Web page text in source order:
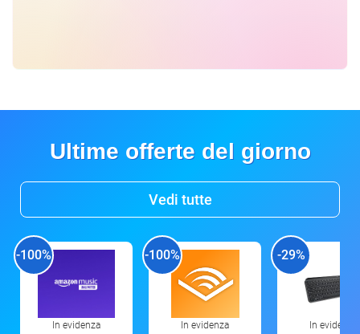
Ultime offerte del giorno
Vedi tutte
-100%
In evidenza
-100%
In evidenza
-29%
In evidenza